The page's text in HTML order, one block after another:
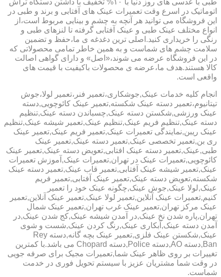
اتوماتیک در اسرع وقت تعمیرات عینک های آفتابی و برند و طبی در
این فروشگاه می توانید هر آنچه به چشم و بینایی مربوط است،از
انواع مختلف عینک طبی و عینک آفتابی گرفته تا لنزهای طبی و
رنگی را خریداری کنید.اصلی ترین دغدغه ی ما،حفظ و تضمین
سلامت چشم های شماست و به همین خاطر تمامی محصولاتی که
در این فروشگاه عرضه می شوند،«اصل» و دارای گواهی اصالت
کالا هستند.هدف ما،عرضه ی محصولات باکیفیت با قیمت های
واقعی است.
انجام کلیه خدمات عینک,جوشکاری،تعمیر فنر،تعمیر لولا،جوش
تیتانیوم،تعمیر دسته عینک شکسته,تعمیر عینک کائوچویی,دسته
عینک ورزشی,شکستن دسته عینک,چسباندن دسته عینک,تنظیم
دسته عینک,تنظیم فریم عینک,تنظیم عینک,تعمیر شیشه عینک,تنظیم
عینک ریبن,نمایندگی تعمیرات عینک,تعمیر فریم عینک,تعمیر عینک
ری بن,تعمیر تخصصی عینک,تعمیر دسته عینک,تعمیر عینک
طبی,عینک,تعمیر دسته عینک افتابی,تعویض دسته عینک,تعمیر عینک
کائوچویی,تعمیرات عینک در تهران,تعمیرات عینک,آموزش تعمیرات
عینک,تعمیر شیشه عینک آفتابی,تعمیر قاب عینک,تعمیر دسته عینک
شکسته,تعویض دسته عینک,تعمیر عینک آفتابی,تعمیر فریم
عینک,لولا عینک,جوش عینک,چگونه عینک خود را تعمیر
کنیم,تعمیرات عینک آنلاین,تعمیر لولا عینک,تعمیر عینک آنلاین,تعمیر
عینک مرکز تهران,تعمیر عینک غرب تهران,تعمیر عینک شمال
تهران,پاره شدن نخ عینک,در آمدن شیشه عینک,کج شدن عینک,در
آمدن دسته عینک,آبکاری عینک,رنگ کردن عینک,شست و شوی
عینک,شکستن عینک فلزی,تعمیر عینک بچه گانه,دسته Rey
Ban,دسته AO,دسته Police,دسته Chopard می باشد.با کمترین
تغییرات بر روی ظاهر عینک شما,تعمیرات مجیک برای صرفه جویی
در وقت شما مشتریان عزیز با سیستم تحویل فوری در خدمت
شماست.